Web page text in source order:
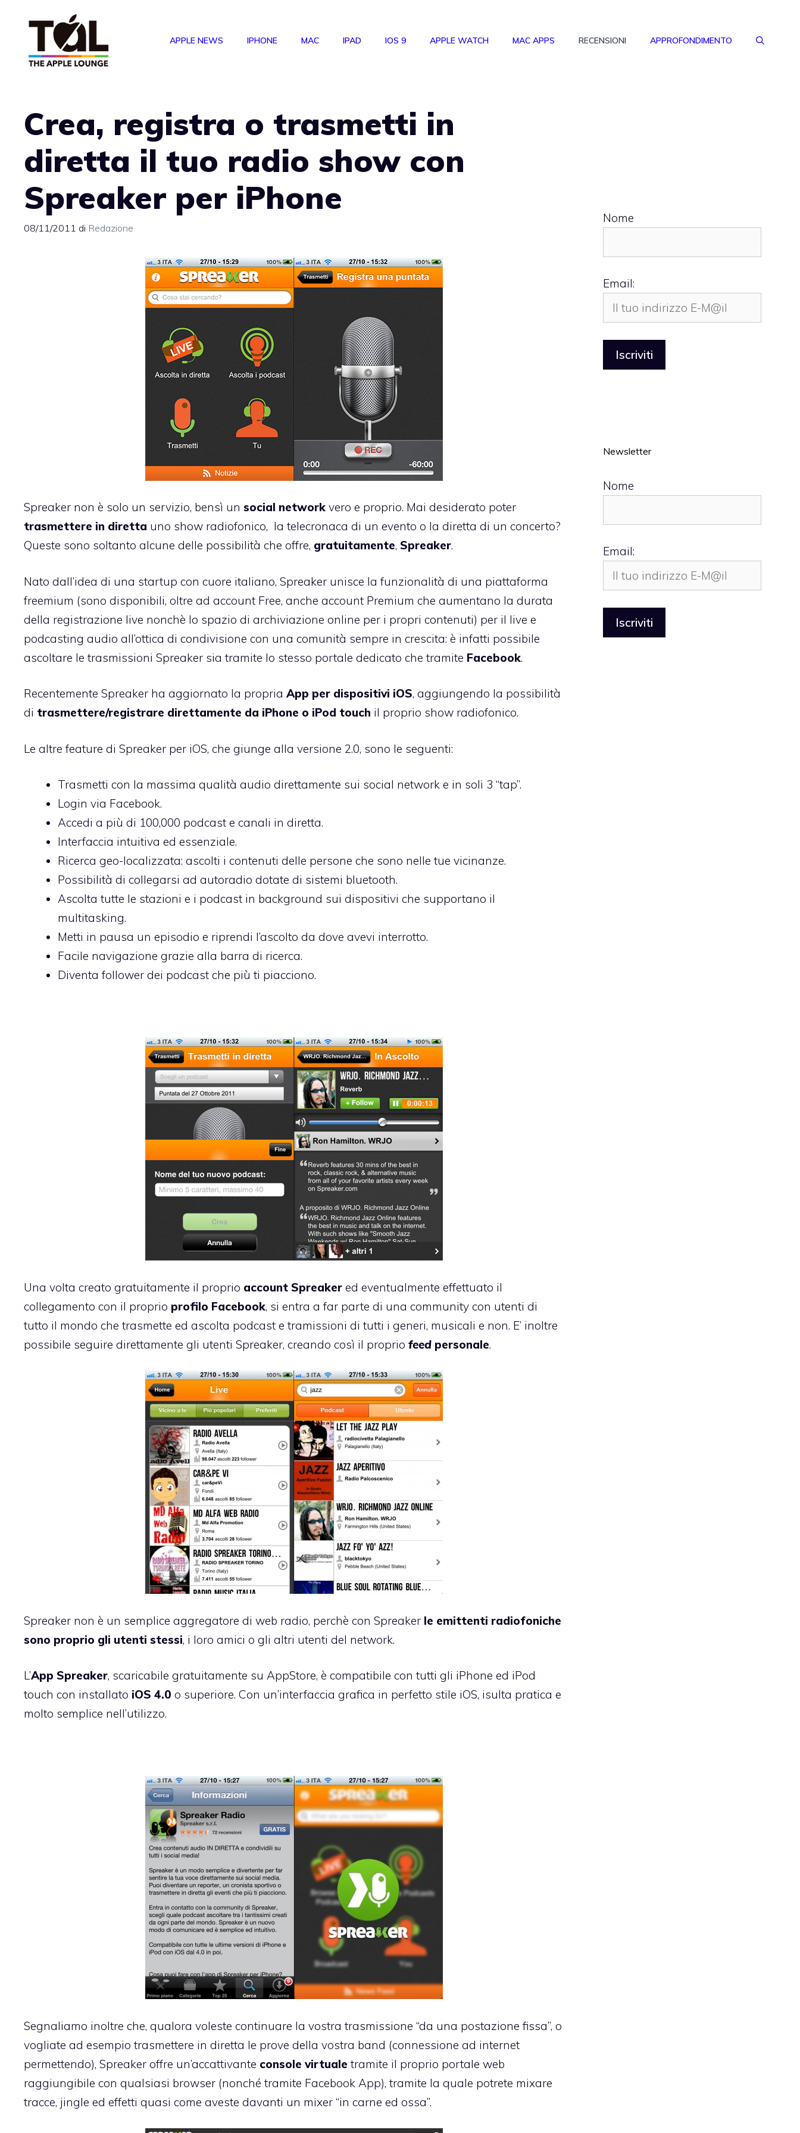
APPLE NEWS IPHONE MAC IPAD IOS 9 APPLE WATCH MAC APPS RECENSIONI APPROFONDIMENTO
Crea, registra o trasmetti in
diretta il tuo radio show con
Spreaker per iPhone
08/11/2011 di Redazione
Spreaker non è solo un servizio, bensì un social network vero e proprio. Mai desiderato poter
trasmettere in diretta uno show radiofonico, la telecronaca di un evento o la diretta di un concerto?
Queste sono soltanto alcune delle possibilità che offre, gratuitamente, Spreaker.
Nato dall’idea di una startup con cuore italiano, Spreaker unisce la funzionalità di una piattaforma
freemium (sono disponibili, oltre ad account Free, anche account Premium che aumentano la durata
della registrazione live nonchè lo spazio di archiviazione online per i propri contenuti) per il live e
podcasting audio all’ottica di condivisione con una comunità sempre in crescita: è infatti possibile
ascoltare le trasmissioni Spreaker sia tramite lo stesso portale dedicato che tramite Facebook.
Recentemente Spreaker ha aggiornato la propria App per dispositivi iOS, aggiungendo la possibilità
di trasmettere/registrare direttamente da iPhone o iPod touch il proprio show radiofonico.
Le altre feature di Spreaker per iOS, che giunge alla versione 2.0, sono le seguenti:
Trasmetti con la massima qualità audio direttamente sui social network e in soli 3 “tap”.
Login via Facebook.
Accedi a più di 100,000 podcast e canali in diretta.
Interfaccia intuitiva ed essenziale.
Ricerca geo-localizzata: ascolti i contenuti delle persone che sono nelle tue vicinanze.
Possibilità di collegarsi ad autoradio dotate di sistemi bluetooth.
Ascolta tutte le stazioni e i podcast in background sui dispositivi che supportano il
multitasking.
Metti in pausa un episodio e riprendi l’ascolto da dove avevi interrotto.
Facile navigazione grazie alla barra di ricerca.
Diventa follower dei podcast che più ti piacciono.
Una volta creato gratuitamente il proprio account Spreaker ed eventualmente effettuato il
collegamento con il proprio profilo Facebook, si entra a far parte di una community con utenti di
tutto il mondo che trasmette ed ascolta podcast e tramissioni di tutti i generi, musicali e non. E’ inoltre
possibile seguire direttamente gli utenti Spreaker, creando così il proprio feed personale.
Spreaker non è un semplice aggregatore di web radio, perchè con Spreaker le emittenti radiofoniche
sono proprio gli utenti stessi, i loro amici o gli altri utenti del network.
L’App Spreaker, scaricabile gratuitamente su AppStore, è compatibile con tutti gli iPhone ed iPod
touch con installato iOS 4.0 o superiore. Con un’interfaccia grafica in perfetto stile iOS, isulta pratica e
molto semplice nell’utilizzo.
Segnaliamo inoltre che, qualora voleste continuare la vostra trasmissione “da una postazione fissa”, o
vogliate ad esempio trasmettere in diretta le prove della vostra band (connessione ad internet
permettendo), Spreaker offre un’accattivante console virtuale tramite il proprio portale web
raggiungibile con qualsiasi browser (nonché tramite Facebook App), tramite la quale potrete mixare
tracce, jingle ed effetti quasi come aveste davanti un mixer “in carne ed ossa”.
Nome
Email:
Newsletter
Nome
Email: